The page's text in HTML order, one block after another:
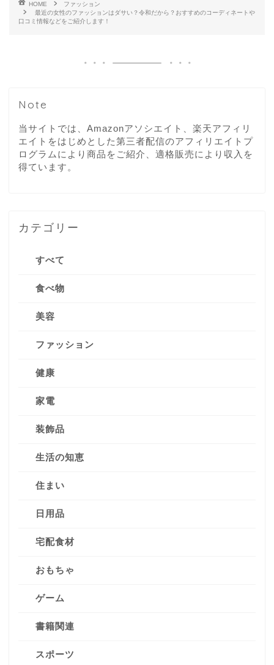
HOME
ファッション
最近の女性のファッションはダサい？令和だから？おすすめのコーディネートや
口コミ情報などをご紹介します！
Note
当サイトでは、Amazonアソシエイト、楽天アフィリ
エイトをはじめとした第三者配信のアフィリエイトプ
ログラムにより商品をご紹介、適格販売により収入を
得ています。
カテゴリー
すべて
食べ物
美容
ファッション
健康
家電
装飾品
生活の知恵
住まい
日用品
宅配食材
おもちゃ
ゲーム
書籍関連
スポーツ